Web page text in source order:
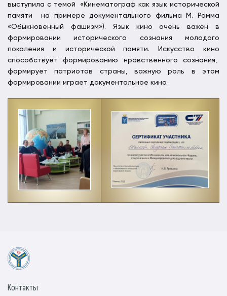
выступила с темой «Кинематограф как язык исторической
памяти на примере документального фильма М. Ромма
«Обыкновенный фашизм»). Язык кино очень важен в
формировании исторического сознания молодого
поколения и исторической памяти. Искусство кино
способствует формированию нравственного сознания,
формирует патриотов страны, важную роль в этом
формировании играет документальное кино.
Контакты